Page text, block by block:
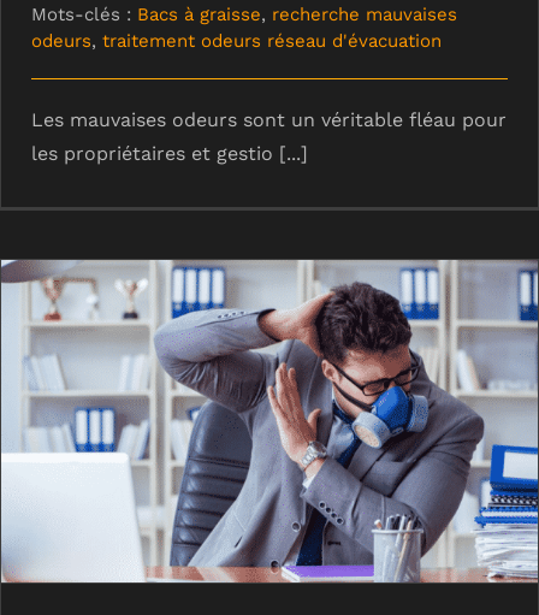
Mots-clés : Bacs à graisse, recherche mauvaises
odeurs, traitement odeurs réseau d'évacuation
Les mauvaises odeurs sont un véritable fléau pour
les propriétaires et gestio [...]
Recherche d’odeurs : comment les
mauvaises odeurs influent sur la
productivité de vos salariés ?